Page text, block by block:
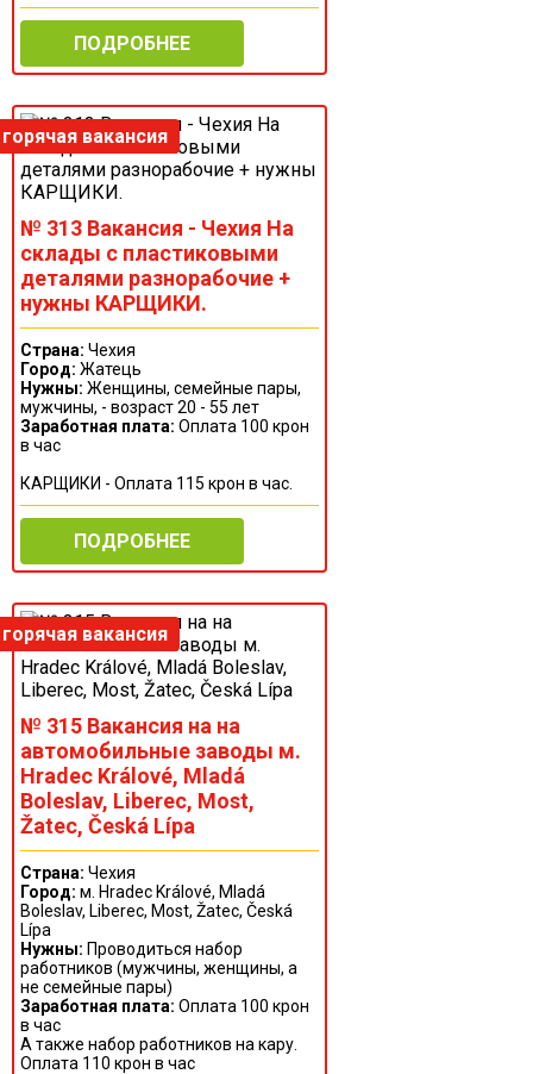
ПОДРОБНЕЕ
№ 313 Вакансия - Чехия На
склады с пластиковыми
деталями разнорабочие +
нужны КАРЩИКИ.
Страна: Чехия
Город: Жатець
Нужны: Женщины, семейные пары,
мужчины, - возраст 20 - 55 лет
Заработная плата: Оплата 100 крон
в час
КАРЩИКИ - Оплата 115 крон в час.
ПОДРОБНЕЕ
№ 315 Вакансия на на
автомобильные заводы м.
Hradec Králové, Mladá
Boleslav, Liberec, Most,
Žatec, Česká Lípa
Страна: Чехия
Город: м. Hradec Králové, Mladá
Boleslav, Liberec, Most, Žatec, Česká
Lípa
Нужны: Проводиться набор
работников (мужчины, женщины, а
не семейные пары)
Заработная плата: Оплата 100 крон
в час
А также набор работников на кару.
Оплата 110 крон в час